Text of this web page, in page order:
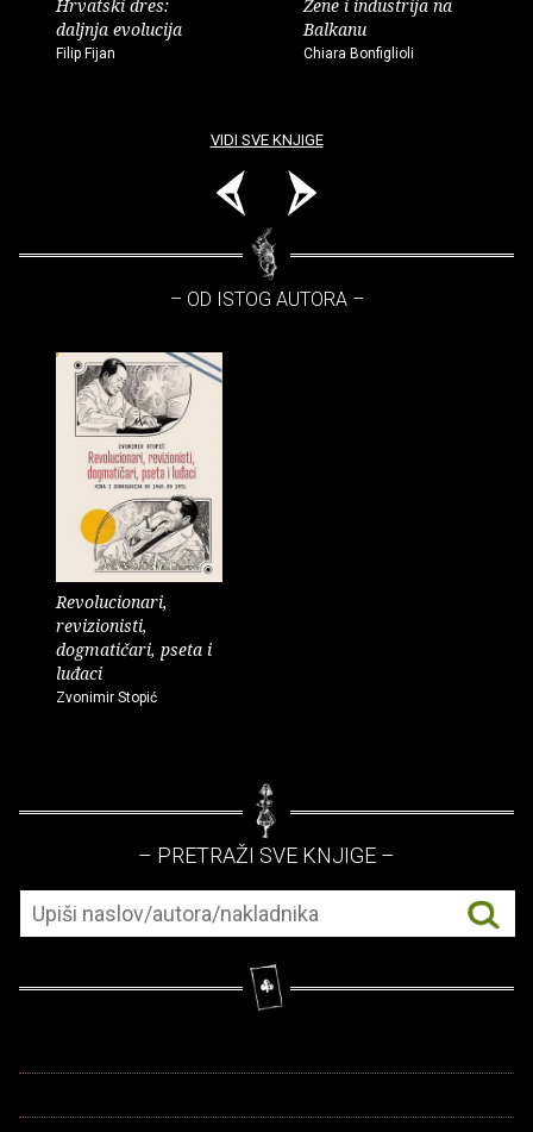
Hrvatski dres:
daljnja evolucija
Filip Fijan
Žene i industrija na
Balkanu
Chiara Bonfiglioli
VIDI SVE KNJIGE
– OD ISTOG AUTORA –
Revolucionari,
revizionisti,
dogmatičari, pseta i
luđaci
Zvonimir Stopić
– PRETRAŽI SVE KNJIGE –